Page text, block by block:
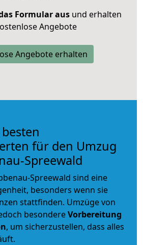
Formular ausund erhalten
Angebote
Angebote erhalten
für den Umzug
Spreewald
Spreewald sind eine
besonders wenn sie
stattfinden. Umzüge von
besondereVorbereitung
, um sicherzustellen, dass alles